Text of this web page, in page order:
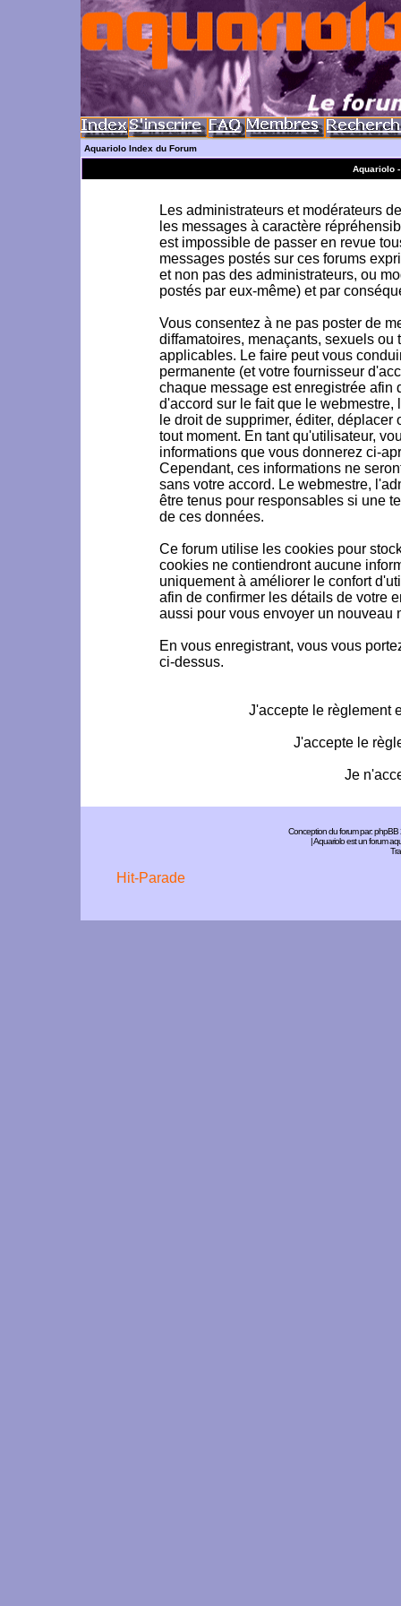
Aquariolo Index du Forum
Aquariolo
Les administrateurs et modérateurs
les messages à caractère
est impossible de passer en revue
messages postés sur ces forums
et non pas des administrateurs, ou
postés par eux-même) et par
Vous consentez à ne pas poster de
diffamatoires, menaçants, sexuels
applicables. Le faire peut vous
permanente (et votre fournisseur
chaque message est enregistrée afin
d'accord sur le fait que le
le droit de supprimer, éditer,
tout moment. En tant qu'utilisateur,
informations que vous donnerez ci-
Cependant, ces informations ne
sans votre accord. Le webmestre,
être tenus pour responsables si une
de ces données.
Ce forum utilise les cookies pour
cookies ne contiendront aucune
uniquement à améliorer le confort
afin de confirmer les détails de votre
aussi pour vous envoyer un nouveau
En vous enregistrant, vous vous
ci-dessus.
J'accepte le règlement
J'accepte le
Je
Conception du forum par:phpBB
| Aquariolo est un forum